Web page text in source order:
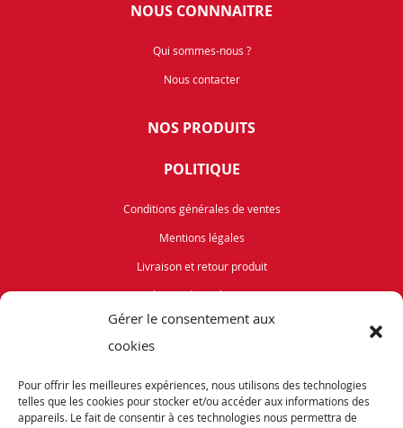
Gérer le consentement aux
cookies
Pour offrir les meilleures expériences, nous utilisons des technologies
telles que les cookies pour stocker et/ou accéder aux informations des
appareils. Le fait de consentir à ces technologies nous permettra de
NOUS CONNNAITRE
Qui sommes-nous ?
Nous contacter
NOS PRODUITS
POLITIQUE
Conditions générales de ventes
Mentions légales
Livraison et retour produit
Politique de cookies (UE)
Occasions